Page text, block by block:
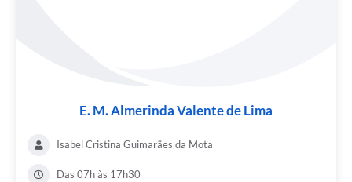
E. M. Almerinda Valente de Lima
Isabel Cristina Guimarães da Mota
Das 07h às 17h30